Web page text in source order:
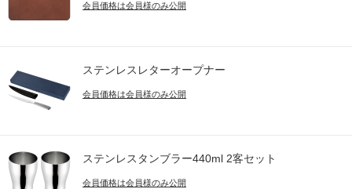
会員価格は会員様のみ公開
ステンレスレターオープナー
会員価格は会員様のみ公開
ステンレスタンブラー440ml 2客セット
会員価格は会員様のみ公開